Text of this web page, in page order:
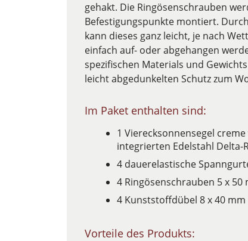
gehakt. Die Ringösenschrauben
Befestigungspunkte montiert.
kann dieses ganz leicht, je nach
einfach auf- oder abgehangen
spezifischen Materials und
leicht abgedunkelten Schutz zum
Im Paket enthalten sind:
1 Vierecksonnensegel
integrierten Edelstahl Delta-
4 dauerelastische
4 Ringösenschrauben 5 x 50
4 Kunststoffdübel 8 x 40 mm
Vorteile des Produkts: